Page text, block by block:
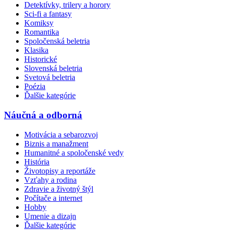
Detektívky, trilery a horory
Sci-fi a fantasy
Komiksy
Romantika
Spoločenská beletria
Klasika
Historické
Slovenská beletria
Svetová beletria
Poézia
Ďalšie kategórie
Náučná a odborná
Motivácia a sebarozvoj
Biznis a manažment
Humanitné a spoločenské vedy
História
Životopisy a reportáže
Vzťahy a rodina
Zdravie a životný štýl
Počítače a internet
Hobby
Umenie a dizajn
Ďalšie kategórie